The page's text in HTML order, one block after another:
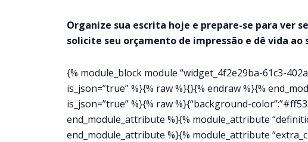
Organize sua escrita hoje e prepare-se para ver
solicite seu orçamento de impressão e dê vida ao
{% module_block module “widget_4f2e29ba-61c3-
is_json=”true” %}{% raw %}{}{% endraw %}{%
is_json=”true” %}{% raw %}{“background-
end_module_attribute %}{% module_attribute
end_module_attribute %}{% module_attribute